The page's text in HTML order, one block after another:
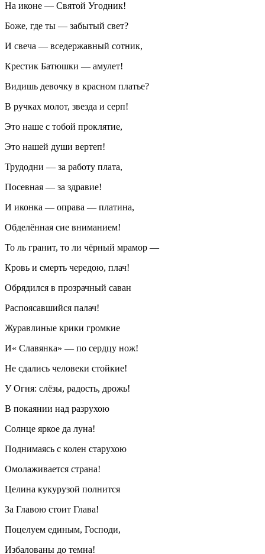
На иконе — Святой Угодник!
Боже, где ты — забытый свет?
И свеча — вседержавный сотник,
Крестик Батюшки — амулет!
Видишь девочку в красном платье?
В ручках молот, звезда и серп!
Это наше с тобой проклятие,
Это нашей души вертеп!
Трудодни — за работу плата,
Посевная — за здравие!
И иконка — оправа — платина,
Обделённая сие вниманием!
То ль гранит, то ли чёрный мрамор —
Кровь и смерть чередою, плач!
Обрядился в прозрачный саван
Распоясавшийся палач!
Журавлиные крики громкие
И« Славянка» — по сердцу нож!
Не сдались человеки стойкие!
У Огня: слёзы, радость, дрожь!
В покаянии над разрухою
Солнце яркое да луна!
Поднимаясь с колен старухою
Омолаживается страна!
Целина кукурузой полнится
За Главою стоит Глава!
Поцелуем единым, Господи,
Избалованы до темна!